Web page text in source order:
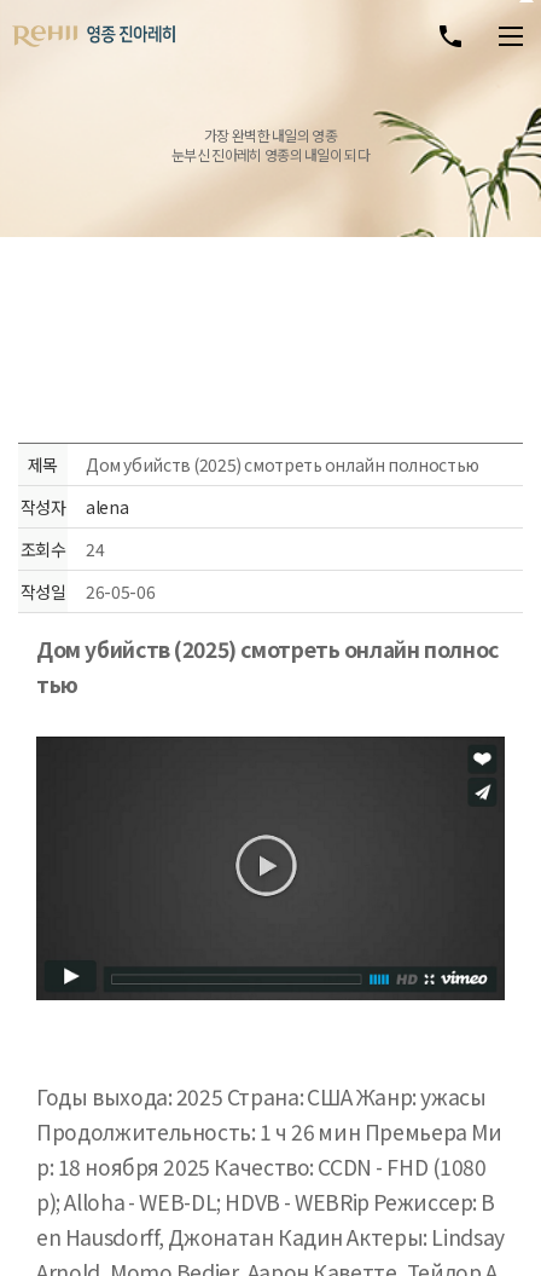
가장 완벽한 내일의 영종
눈부신 진아레히 영종의 내일이 되다
제목
Дом убийств (2025) смотреть онлайн полностью
작성자
alena
조회수
24
작성일
26-05-06
본문
Дом убийств (2025) смотреть онлайн полнос
тью
Годы выхода: 2025 Страна: США Жанр: ужасы
Продолжительность: 1 ч 26 мин Премьера Ми
р: 18 ноября 2025 Качество: CCDN - FHD (1080
p); Alloha - WEB-DL; HDVB - WEBRip Режиссер: B
en Hausdorff, Джонатан Кадин Актеры: Lindsay